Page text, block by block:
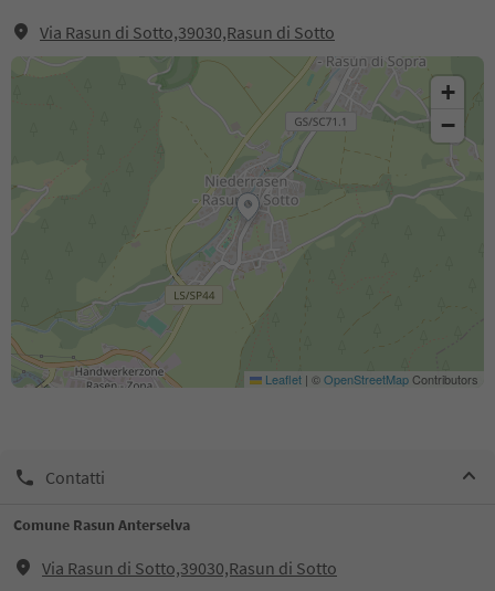
Via Rasun di Sotto,39030,Rasun di Sotto
+
−
Leaflet | ©OpenStreetMapContributors
Contatti
Comune Rasun Anterselva
Via Rasun di Sotto,39030,Rasun di Sotto